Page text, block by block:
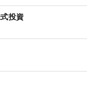
投資